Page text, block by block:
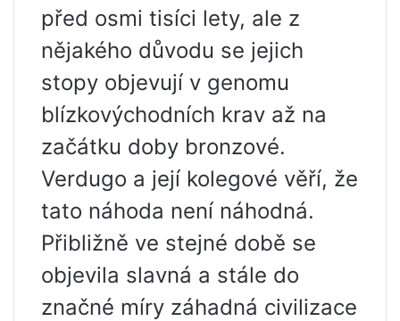
před osmi tisíci lety, ale z
nějakého důvodu se jejich
stopy objevují v genomu
blízkovýchodních krav až na
začátku doby bronzové.
Verdugo a její kolegové věří, že
tato náhoda není náhodná.
Přibližně ve stejné době se
objevila slavná a stále do
značné míry záhadná civilizace